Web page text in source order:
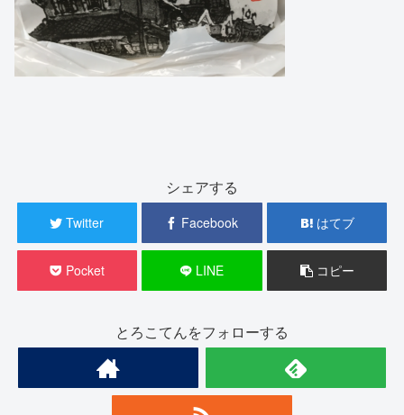
シェアする
Twitter Facebook はてブ
Pocket LINE コピー
とろこてんをフォローする